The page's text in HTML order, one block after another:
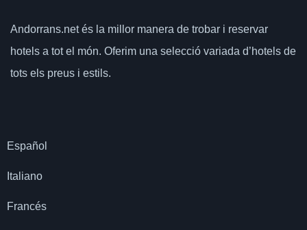
Andorrans.netés la millor manera de trobar i reservar
hotels a tot el món. Oferim una selecció variada d’hotels de
tots els preus i estils.
Español
Italiano
Francés